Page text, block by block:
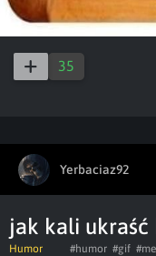
35
Yerbaciaz92
jak kali ukraść
Humor #humor #gif